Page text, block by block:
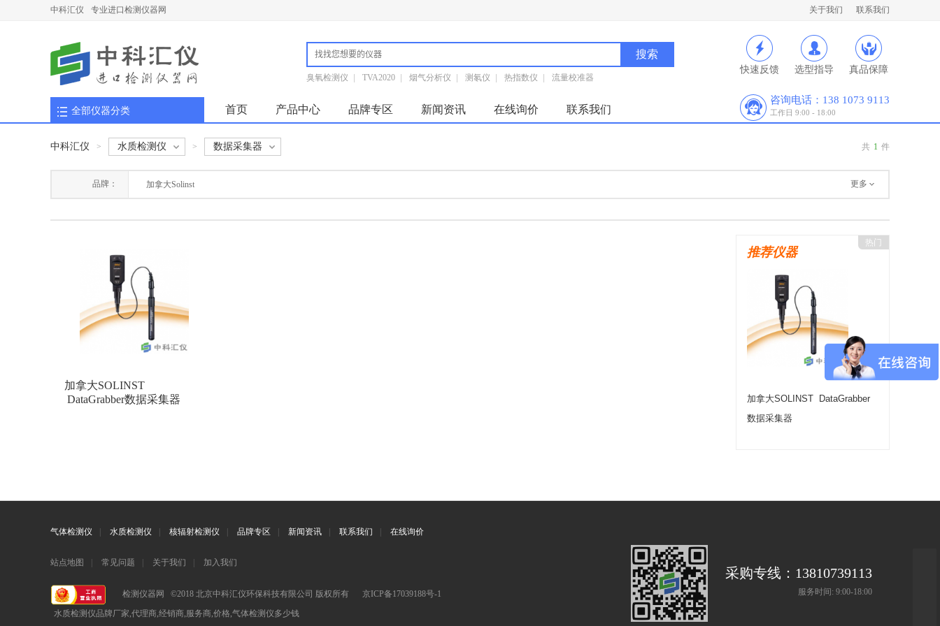
中科汇仪 专业进口检测仪器网 关于我们 联系我们
快速反馈 选型指导 真品保障
臭氧检测仪 TVA2020 烟气分析仪 测氡仪 热指数仪 流量校准器
首页 产品中心 品牌专区 新闻资讯 在线询价 联系我们
咨询电话：138 1073 9113
工作日 9:00 - 18:00
全部仪器分类
共 1 件
中科汇仪 > 水质检测仪 > 数据采集器
品牌： 加拿大Solinst 更多
加拿大SOLINST
DataGrabber数据采集器
热门
推荐仪器
加拿大SOLINST DataGrabber
数据采集器
气体检测仪 水质检测仪 核辐射检测仪 品牌专区 新闻资讯 联系我们 在线询价
站点地图 常见问题 关于我们 加入我们
检测仪器网 ©2018 北京中科汇仪环保科技有限公司 版权所有
京ICP备17039188号-1
水质检测仪品牌厂家,代理商,经销商,服务商,价格,气体检测仪多少钱
采购专线：13810739113
服务时间: 9:00-18:00